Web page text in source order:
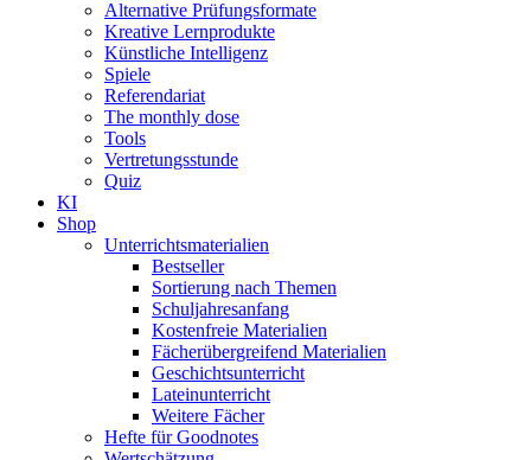
Alternative Prüfungsformate
Kreative Lernprodukte
Künstliche Intelligenz
Spiele
Referendariat
The monthly dose
Tools
Vertretungsstunde
Quiz
KI
Shop
Unterrichtsmaterialien
Bestseller
Sortierung nach Themen
Schuljahresanfang
Kostenfreie Materialien
Fächerübergreifend Materialien
Geschichtsunterricht
Lateinunterricht
Weitere Fächer
Hefte für Goodnotes